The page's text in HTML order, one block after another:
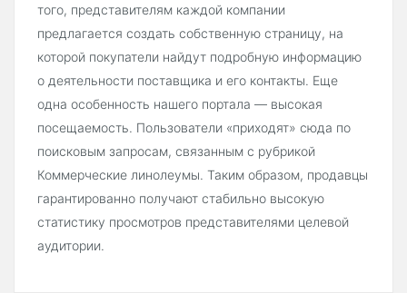
того, представителям каждой компании
предлагается создать собственную страницу, на
которой покупатели найдут подробную информацию
о деятельности поставщика и его контакты. Еще
одна особенность нашего портала — высокая
посещаемость. Пользователи «приходят» сюда по
поисковым запросам, связанным с рубрикой
Коммерческие линолеумы. Таким образом, продавцы
гарантированно получают стабильно высокую
статистику просмотров представителями целевой
аудитории.